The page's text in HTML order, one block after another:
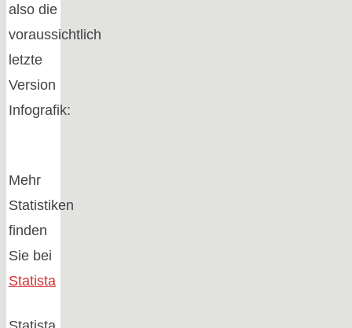
also die
voraussichtlich
letzte
Version
Infografik:
Mehr
Statistiken
finden
Sie bei
Statista